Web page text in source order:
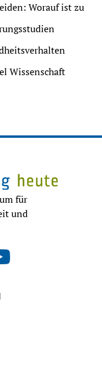
Worauf ist zu
Wissenschaft
für
und